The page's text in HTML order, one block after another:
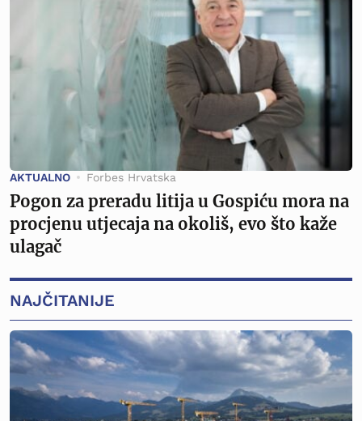
AKTUALNO Forbes Hrvatska
Pogon za preradu litija u Gospiću mora na
procjenu utjecaja na okoliš, evo što kaže
ulagač
NAJČITANIJE